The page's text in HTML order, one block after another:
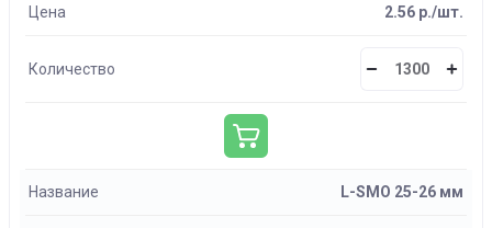
Цена 2.56 р./шт.
Количество
Название L-SMO 25-26 мм